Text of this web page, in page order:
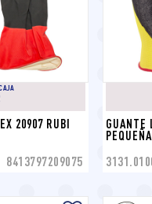
20907 RUBI
8413797209075
GUANTE